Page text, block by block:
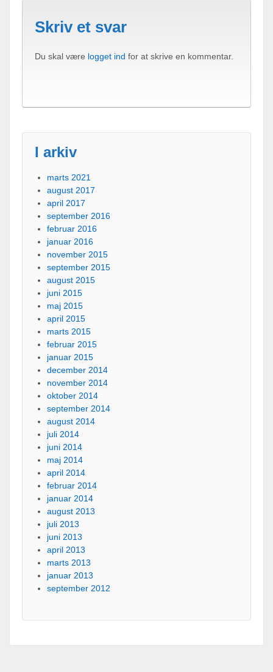
Skriv et svar
Du skal være logget ind for at skrive en kommentar.
I arkiv
marts 2021
august 2017
april 2017
september 2016
februar 2016
januar 2016
november 2015
september 2015
august 2015
juni 2015
maj 2015
april 2015
marts 2015
februar 2015
januar 2015
december 2014
november 2014
oktober 2014
september 2014
august 2014
juli 2014
juni 2014
maj 2014
april 2014
februar 2014
januar 2014
august 2013
juli 2013
juni 2013
april 2013
marts 2013
januar 2013
september 2012